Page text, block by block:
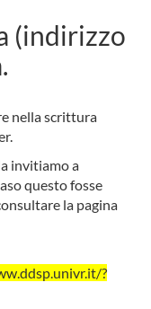
(indirizzo
nella scrittura
invitiamo a
questo fosse
la pagina
?